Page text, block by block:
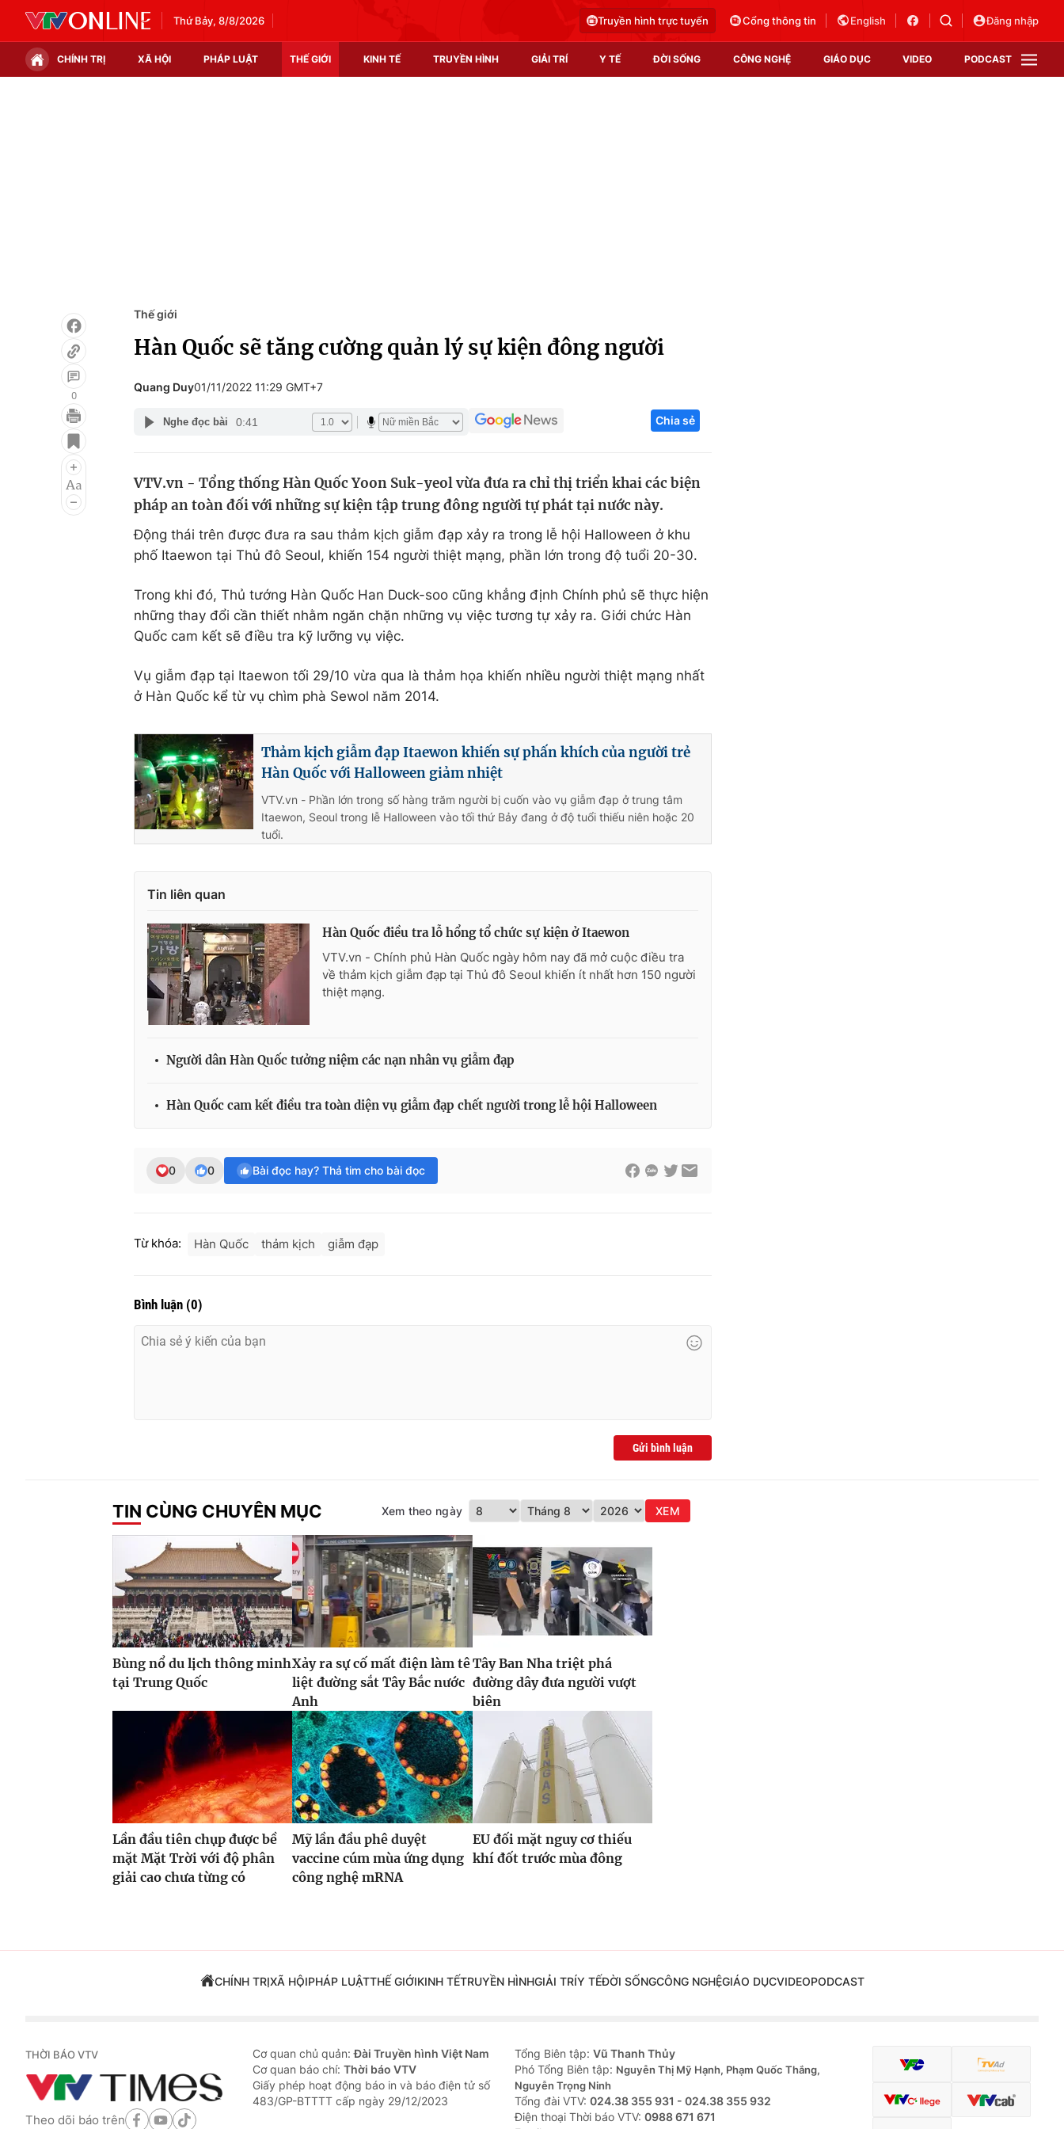
Thứ Bảy, 8/8/2026 Truyền hình trực tuyến Cổng thông tin English Đăng nhập
CHÍNH TRỊ XÃ HỘI PHÁP LUẬT THẾ GIỚI KINH TẾ TRUYỀN HÌNH GIẢI TRÍ Y TẾ ĐỜI SỐNG CÔNG NGHỆ GIÁO DỤC VIDEO PODCAST
Infographic
Điện ảnh
Âm nhạc
Làm đẹp
Giáo dục
Học trực tuyến
Công nghệ
Sản phẩm
Tư vấn
0
Thế giới
Hàn Quốc sẽ tăng cường quản lý sự kiện đông người
Quang Duy01/11/2022 11:29 GMT+7
Nghe đọc bài 0:41 Chia sẻ
VTV.vn - Tổng thống Hàn Quốc Yoon Suk-yeol vừa đưa ra chỉ thị triển khai các biện
pháp an toàn đối với những sự kiện tập trung đông người tự phát tại nước này.
Động thái trên được đưa ra sau thảm kịch giẫm đạp xảy ra trong lễ hội Halloween ở khu
phố Itaewon tại Thủ đô Seoul, khiến 154 người thiệt mạng, phần lớn trong độ tuổi 20-30.
Trong khi đó, Thủ tướng Hàn Quốc Han Duck-soo cũng khẳng định Chính phủ sẽ thực hiện
những thay đổi cần thiết nhằm ngăn chặn những vụ việc tương tự xảy ra. Giới chức Hàn
Quốc cam kết sẽ điều tra kỹ lưỡng vụ việc.
Vụ giẫm đạp tại Itaewon tối 29/10 vừa qua là thảm họa khiến nhiều người thiệt mạng nhất
ở Hàn Quốc kể từ vụ chìm phà Sewol năm 2014.
Thảm kịch giẫm đạp Itaewon khiến sự phấn khích của người trẻ
Hàn Quốc với Halloween giảm nhiệt
VTV.vn - Phần lớn trong số hàng trăm người bị cuốn vào vụ giẫm đạp ở trung tâm
Itaewon, Seoul trong lễ Halloween vào tối thứ Bảy đang ở độ tuổi thiếu niên hoặc 20
tuổi.
Tin liên quan
Hàn Quốc điều tra lỗ hổng tổ chức sự kiện ở Itaewon
VTV.vn - Chính phủ Hàn Quốc ngày hôm nay đã mở cuộc điều tra
về thảm kịch giẫm đạp tại Thủ đô Seoul khiến ít nhất hơn 150 người
thiệt mạng.
Người dân Hàn Quốc tưởng niệm các nạn nhân vụ giẫm đạp
Hàn Quốc cam kết điều tra toàn diện vụ giẫm đạp chết người trong lễ hội Halloween
0 0 Bài đọc hay? Thả tim cho bài đọc
Từ khóa: Hàn Quốc thảm kịch giẫm đạp
Bình luận (0)
Gửi bình luận
TIN CÙNG CHUYÊN MỤC Xem theo ngày XEM
Bùng nổ du lịch thông minh
tại Trung Quốc
Xảy ra sự cố mất điện làm tê
liệt đường sắt Tây Bắc nước
Anh
Tây Ban Nha triệt phá
đường dây đưa người vượt
biên
Lần đầu tiên chụp được bề
mặt Mặt Trời với độ phân
giải cao chưa từng có
Mỹ lần đầu phê duyệt
vaccine cúm mùa ứng dụng
công nghệ mRNA
EU đối mặt nguy cơ thiếu
khí đốt trước mùa đông
CHÍNH TRỊXÃ HỘIPHÁP LUẬTTHẾ GIỚIKINH TẾTRUYỀN HÌNHGIẢI TRÍY TẾĐỜI SỐNGCÔNG NGHỆGIÁO DỤCVIDEOPODCAST
THỜI BÁO VTV
Theo dõi báo trên
Cơ quan chủ quản:Đài Truyền hình Việt Nam
Cơ quan báo chí: Thời báo VTV
Giấy phép hoạt động báo in và báo điện tử số
483/GP-BTTTT cấp ngày 29/12/2023
Tổng Biên tập: Vũ Thanh Thủy
Phó Tổng Biên tập: Nguyễn Thị Mỹ Hạnh, Phạm Quốc Thắng,
Nguyễn Trọng Ninh
Tổng đài VTV: 024.38 355 931 - 024.38 355 932
Ðiện thoại Thời báo VTV: 0988 671 671